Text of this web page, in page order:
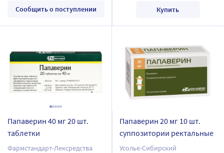
Сообщить о поступлении Купить
Папаверин 40 мг 20 шт.
таблетки
Фармстандарт-Лексредства
Папаверин 20 мг 10 шт.
суппозитории ректальные
Усолье-Сибирский